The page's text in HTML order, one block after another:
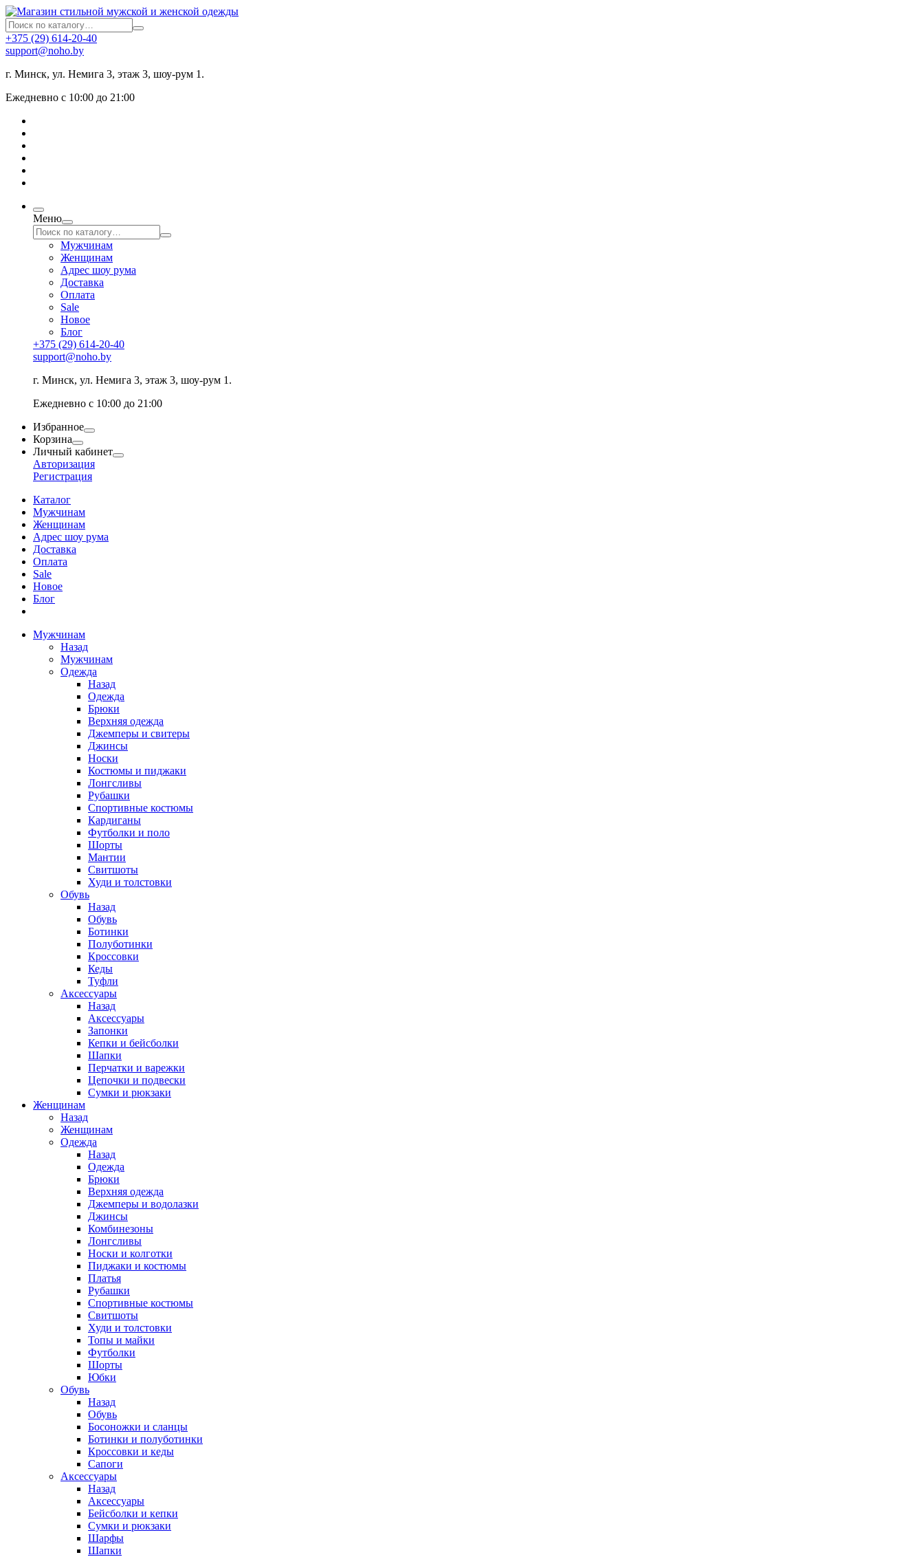
+375 (29) 614-20-40
support@noho.by
г. Минск, ул. Немига 3, этаж 3, шоу-рум 1.
Ежедневно с 10:00 до 21:00
Меню
Мужчинам
Женщинам
Адрес шоу рума
Доставка
Оплата
Sale
Новое
Блог
+375 (29) 614-20-40
support@noho.by
г. Минск, ул. Немига 3, этаж 3, шоу-рум 1.
Ежедневно с 10:00 до 21:00
Избранное
Корзина
Личный кабинет
Авторизация
Регистрация
Каталог
Мужчинам
Женщинам
Адрес шоу рума
Доставка
Оплата
Sale
Новое
Блог
Мужчинам
Назад
Мужчинам
Одежда
Назад
Одежда
Брюки
Верхняя одежда
Джемперы и свитеры
Джинсы
Носки
Костюмы и пиджаки
Лонгсливы
Рубашки
Спортивные костюмы
Кардиганы
Футболки и поло
Шорты
Мантии
Свитшоты
Худи и толстовки
Обувь
Назад
Обувь
Ботинки
Полуботинки
Кроссовки
Кеды
Туфли
Аксессуары
Назад
Аксессуары
Запонки
Кепки и бейсболки
Шапки
Перчатки и варежки
Цепочки и подвески
Сумки и рюкзаки
Женщинам
Назад
Женщинам
Одежда
Назад
Одежда
Брюки
Верхняя одежда
Джемперы и водолазки
Джинсы
Комбинезоны
Лонгсливы
Носки и колготки
Пиджаки и костюмы
Платья
Рубашки
Спортивные костюмы
Свитшоты
Худи и толстовки
Топы и майки
Футболки
Шорты
Юбки
Обувь
Назад
Обувь
Босоножки и сланцы
Ботинки и полуботинки
Кроссовки и кеды
Сапоги
Аксессуары
Назад
Аксессуары
Бейсболки и кепки
Сумки и рюкзаки
Шарфы
Шапки